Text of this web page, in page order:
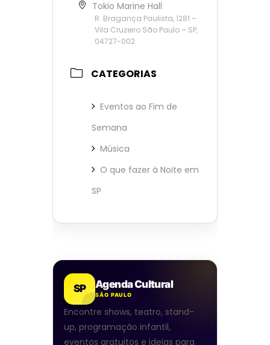
Tokio Marine Hall
R. Bragança Paulista, 1281 –
Vila Cruzeiro São Paulo – SP,
04727-002
CATEGORIAS
Eventos ao Fim de
Semana
Música
O que fazer à Noite em
SP
SP Agenda Cultural
SÃO PAULO
Encontre shows, teatro, stand-
up, programação infantil,
eventos gratuitos e ideias para